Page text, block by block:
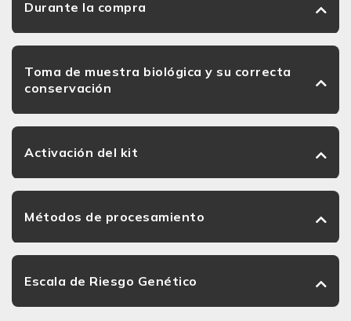
Durante la compra
Toma de muestra biológica y su correcta
conservación
Activación del kit
Métodos de procesamiento
Escala de Riesgo Genético